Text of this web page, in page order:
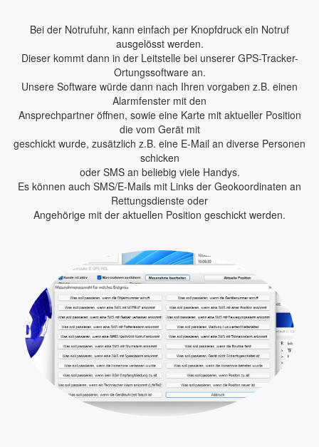
Bei der Notrufuhr, kann einfach per Knopfdruck ein Notruf
ausgelösst werden.
Dieser kommt dann in der Leitstelle bei unserer GPS-Tracker-
Ortungssoftware an.
Unsere Software würde dann nach Ihren vorgaben z.B. einen
Alarmfenster mit den
Ansprechpartner öffnen, sowie eine Karte mit aktueller Position
die vom Gerät mit
geschickt wurde, zusätzlich z.B. eine E-Mail an diverse Personen
schicken
oder SMS an beliebig viele Handys.
Es können auch SMS/E-Mails mit Links der Geokoordinaten an
Rettungsdienste oder
Angehörige mit der aktuellen Position geschickt werden.